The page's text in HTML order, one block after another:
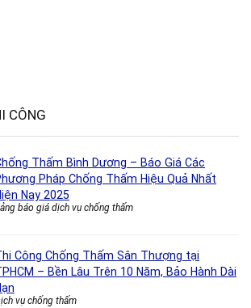
CÔNG
Thấm Bình Dương – Báo Giá Các
Pháp Chống Thấm Hiệu Quả Nhất
Nay 2025
báo giá dịch vụ chống thấm
Công Chống Thấm Sân Thượng tại
– Bền Lâu Trên 10 Năm, Bảo Hành Dài
vụ chống thấm